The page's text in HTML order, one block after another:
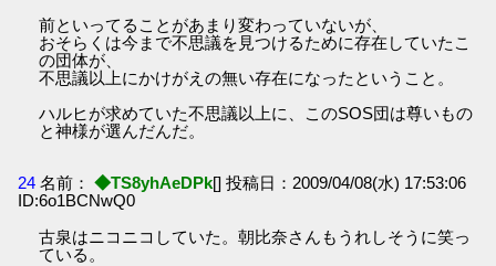
前といってることがあまり変わっていないが、
おそらくは今まで不思議を見つけるために存在していたこ
の団体が、
不思議以上にかけがえの無い存在になったということ。
ハルヒが求めていた不思議以上に、このSOS団は尊いもの
と神様が選んだんだ。
24 名前： ◆TS8yhAeDPk[] 投稿日：2009/04/08(水) 17:53:06
ID:6o1BCNwQ0
古泉はニコニコしていた。朝比奈さんもうれしそうに笑っ
ている。